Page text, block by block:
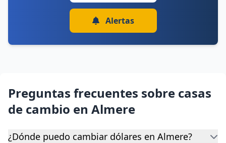
Alertas
Preguntas frecuentes sobre casas
de cambio en Almere
¿Dónde puedo cambiar dólares en Almere?